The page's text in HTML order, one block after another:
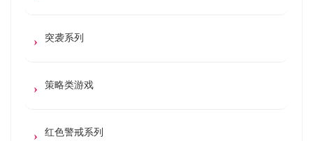
突袭系列
策略类游戏
红色警戒系列